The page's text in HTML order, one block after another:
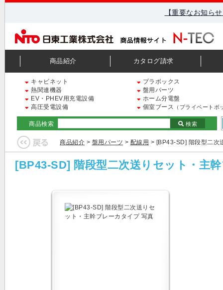
【重要なお知ら
商品紹介 カタログ請求
キャビネット
プラボックス
熱関連機器
盤用パーツ
EV・PHEV用充電設備
ホーム分電盤
高圧受電設備
個室ブース （プライベートボ
商品検索 検索
商品紹介 > 盤用パーツ > 配線用 > [BP43-SD] 階段型二次
[BP43-SD] 階段型二次送りセット・主